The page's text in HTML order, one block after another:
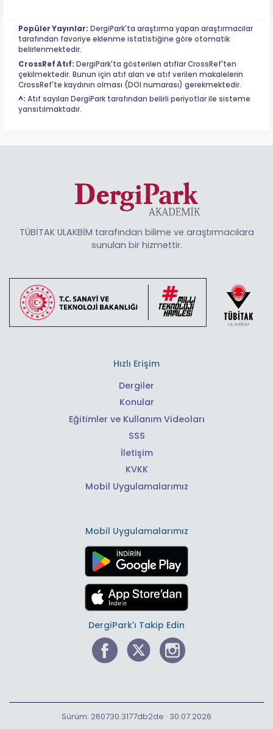
Popüler Yayınlar: DergiPark'ta araştırma yapan araştırmacılar
tarafından favoriye eklenme istatistiğine göre otomatik
belirlenmektedir.
CrossRef Atıf: DergiPark'ta gösterilen atıflar CrossRef'ten
çekilmektedir. Bunun için atıf alan ve atıf verilen makalelerin
CrossRef'te kaydının olması (DOI numarası) gerekmektedir.
^: Atıf sayıları DergiPark tarafından belirli periyotlar ile sisteme
yansıtılmaktadır.
TÜBİTAK ULAKBİM tarafından bilime ve araştırmacılara
sunulan bir hizmettir.
Hızlı Erişim
Dergiler
Konular
Eğitimler ve Kullanım Videoları
SSS
İletişim
KVKK
Mobil Uygulamalarımız
Mobil Uygulamalarımız
DergiPark'ı Takip Edin
Sürüm: 260730.3177db2de · 30.07.2026